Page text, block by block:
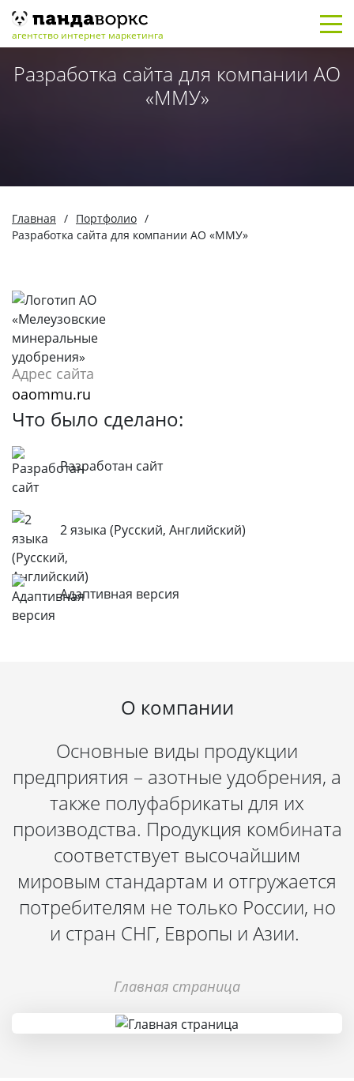
агентство интернет маркетинга
Разработка сайта для компании АО
«ММУ»
Главная / Портфолио /
Разработка сайта для компании АО «ММУ»
Адрес сайта
oaommu.ru
Что было сделано:
Разработан сайт
2 языка (Русский, Английский)
Адаптивная версия
О компании
Основные виды продукции
предприятия – азотные удобрения, а
также полуфабрикаты для их
производства. Продукция комбината
соответствует высочайшим
мировым стандартам и отгружается
потребителям не только России, но
и стран СНГ, Европы и Азии.
Главная страница